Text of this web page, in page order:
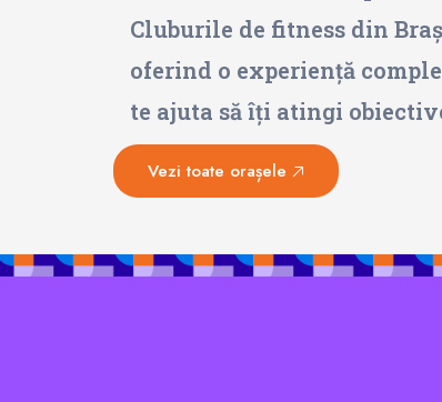
Cluburile de fitness din
oferind o experiență
te ajuta să îți atingi
Vezi toate orașele